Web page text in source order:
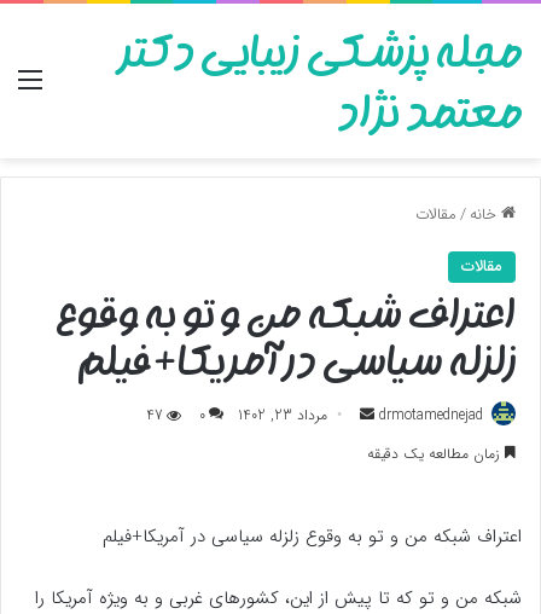
مجله پزشکی زیبایی دکتر
معتمد نژاد
خانه/مقالات
مقالات
اعتراف شبکه من و تو به وقوع
زلزله سیاسی در آمریکا+فیلم
drmotamednejad
ارسال مرداد 23, 1402 0
47
زمان مطالعه یک دقیقه
اعتراف شبکه من و تو به وقوع زلزله سیاسی در آمریکا+فیلم
شبکه من و تو که تا پیش از این، کشورهای غربی و به ویژه آمریکا را